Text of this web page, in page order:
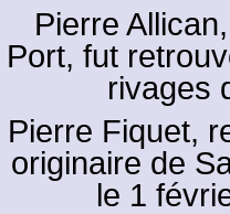
Pierre
Port, fut
rivages
Pierre Fiquet,
originaire de
le 1